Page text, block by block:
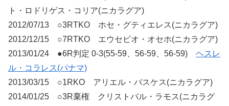
ト・ロドリゲス・コリア(ニカラグア)
2012/07/13 ○3RTKO ホセ・グティエレス(ニカラグア)
2012/12/15 ○7RTKO エウセビオ・オセホ(ニカラグア)
2013/01/24 ●6R判定 0-3(55-59、56-59、56-59) ヘスレ
ル・コラレス(パナマ)
2013/03/15 ○1RKO アリエル・バスケス(ニカラグア)
2014/01/25 ○3R棄権 クリストバル・ラモス(ニカラグ